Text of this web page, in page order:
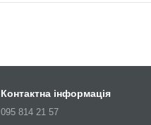
Контактна інформація
095 814 21 57